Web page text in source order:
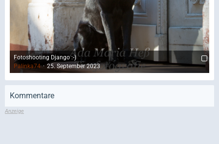
Fotoshooting Django :-)
Palinka74
25. September 2023
Kommentare